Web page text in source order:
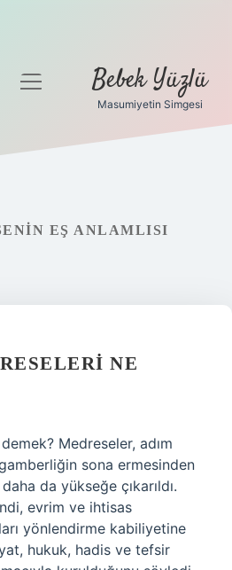
menüyü
Bebek Yüzlü
Masumiyetin Simgesi
EŞ ANLAMLISI
NE
Medreseler, adım
sona ermesinden
da yükseğe çıkarıldı.
evrim ve ihtisas
yönlendirme kabiliyetine
hukuk, hadis ve tefsir